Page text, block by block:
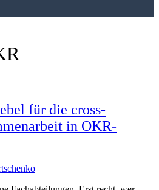
für die cross-
in OKR-